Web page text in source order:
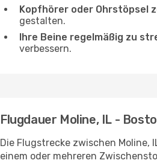
Kopfhörer oder Ohrstöpsel
gestalten.
Ihre Beine regelmäßig zu
verbessern.
Flugdauer Moline, IL -
Die Flugstrecke zwischen Moline,
einem oder mehreren